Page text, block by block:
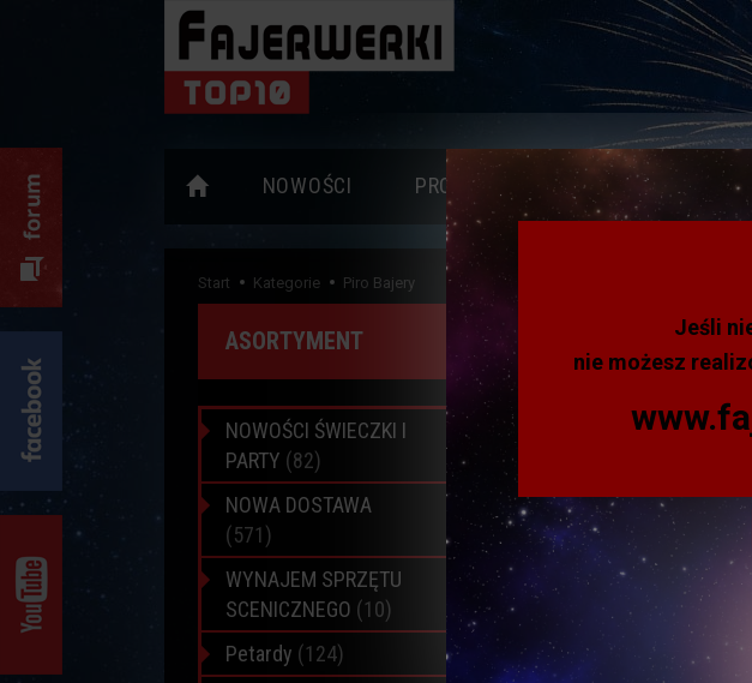
Jeśli nie
nie możesz
NOWOŚCI PROMOCJE BESTSELLERY
Start Kategorie Piro Bajery
Piro Bajery
ASORTYMENT
NOWOŚCI ŚWIECZKI I
PARTY (82)
NOWA DOSTAWA
(571)
WYNAJEM SPRZĘTU
SCENICZNEGO (10)
Petardy (124)